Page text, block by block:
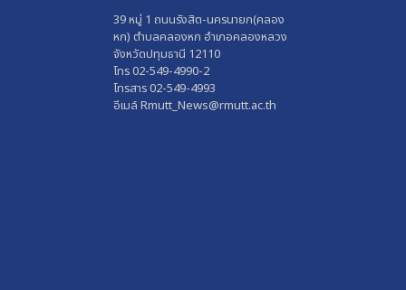
39 หมู่ 1 ถนนรังสิต-นครนายก(คลอง
หก) ตำบลคลองหก อำเภอคลองหลวง
จังหวัดปทุมธานี 12110
โทร 02-549-4990-2
โทรสาร 02-549-4993
อีเมล์ Rmutt_News@rmutt.ac.th